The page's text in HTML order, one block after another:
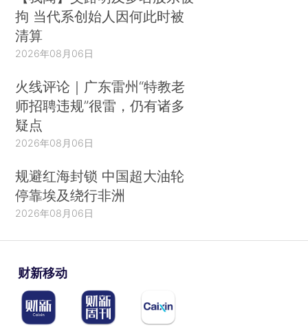
拘 当代系创始人因何此时被
清算
2026年08月06日
火线评论｜广东雷州“特教老
师招聘违规”很雷，仍有诸多
疑点
2026年08月06日
规避红海封锁 中国超大油轮
停靠埃及绕行非洲
2026年08月06日
财新移动